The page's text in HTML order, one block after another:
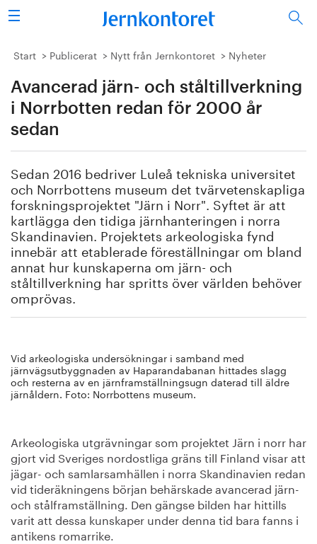
Sök
Stålindustrin
Vision 2050
Forskning/utbildning
Vi tycker
Publicerat
Bildbank
Om oss
Start Publicerat Nytt från Jernkontoret Nyheter
Avancerad järn- och ståltillverkning
i Norrbotten redan för 2000 år
sedan
Sedan 2016 bedriver Luleå tekniska universitet
och Norrbottens museum det tvärvetenskapliga
forskningsprojektet "Järn i Norr". Syftet är att
kartlägga den tidiga järnhanteringen i norra
Skandinavien. Projektets arkeologiska fynd
innebär att etablerade föreställningar om bland
annat hur kunskaperna om järn- och
ståltillverkning har spritts över världen behöver
omprövas.
Vid arkeologiska undersökningar i samband med
järnvägsutbyggnaden av Haparandabanan hittades slagg
och resterna av en järnframställningsugn daterad till äldre
järnåldern. Foto: Norrbottens museum.
Arkeologiska utgrävningar som projektet Järn i norr har
gjort vid Sveriges nordostliga gräns till Finland visar att
jägar- och samlarsamhällen i norra Skandinavien redan
vid tideräkningens början behärskade avancerad järn-
och stålframställning. Den gängse bilden har hittills
varit att dessa kunskaper under denna tid bara fanns i
antikens romarrike.